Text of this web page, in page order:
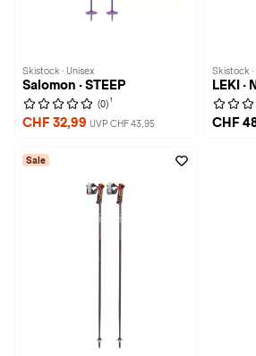
Skistock · Unisex
Salomon · STEEP
(0) 1
CHF 32,99 UVP CHF 43,95
Skistock ·
LEKI ·
CHF
Sale